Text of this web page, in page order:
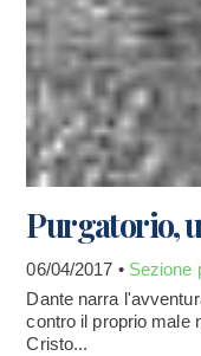
Purgatorio,
06/04/2017 • Sezione
Dante narra
contro il proprio male
Cristo...